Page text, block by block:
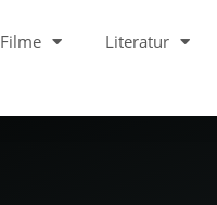
Filme Literatur